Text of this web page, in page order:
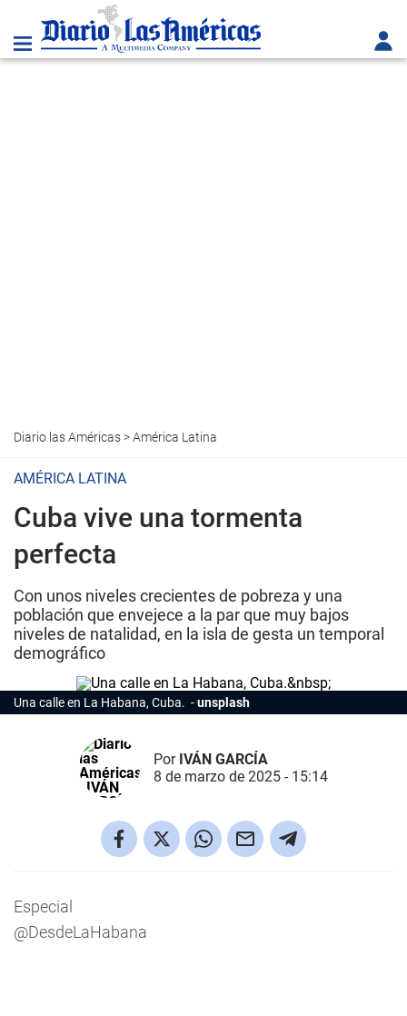
Diario las Américas>América Latina
AMÉRICA LATINA
Cuba vive una tormenta
perfecta
Con unos niveles crecientes de pobreza y una
población que envejece a la par que muy bajos
niveles de natalidad, en la isla de gesta un temporal
demográfico
Una calle en La Habana, Cuba. unsplash
Por IVÁN GARCÍA
8 de marzo de 2025 - 15:14
Especial
@DesdeLaHabana